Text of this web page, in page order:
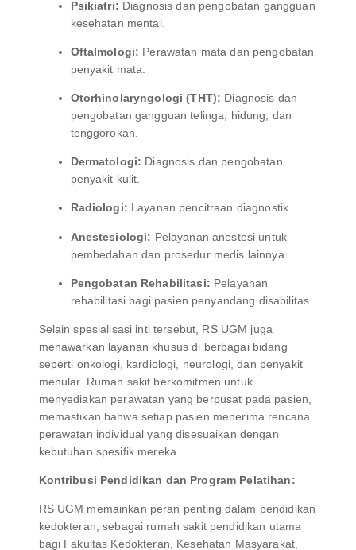
Psikiatri: Diagnosis dan pengobatan gangguan
kesehatan mental.
Oftalmologi: Perawatan mata dan pengobatan
penyakit mata.
Otorhinolaryngologi (THT): Diagnosis dan
pengobatan gangguan telinga, hidung, dan
tenggorokan.
Dermatologi: Diagnosis dan pengobatan
penyakit kulit.
Radiologi: Layanan pencitraan diagnostik.
Anestesiologi: Pelayanan anestesi untuk
pembedahan dan prosedur medis lainnya.
Pengobatan Rehabilitasi: Pelayanan
rehabilitasi bagi pasien penyandang disabilitas.
Selain spesialisasi inti tersebut, RS UGM juga
menawarkan layanan khusus di berbagai bidang
seperti onkologi, kardiologi, neurologi, dan penyakit
menular. Rumah sakit berkomitmen untuk
menyediakan perawatan yang berpusat pada pasien,
memastikan bahwa setiap pasien menerima rencana
perawatan individual yang disesuaikan dengan
kebutuhan spesifik mereka.
Kontribusi Pendidikan dan Program Pelatihan:
RS UGM memainkan peran penting dalam pendidikan
kedokteran, sebagai rumah sakit pendidikan utama
bagi Fakultas Kedokteran, Kesehatan Masyarakat,